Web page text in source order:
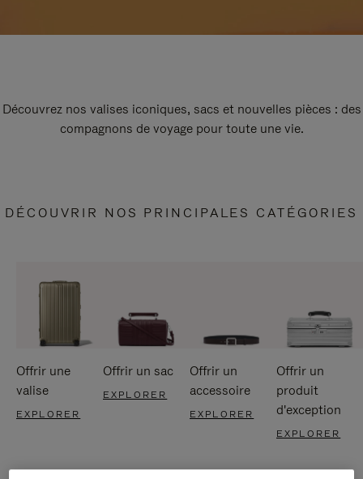
Découvrez nos valises iconiques, sacs et nouvelles pièces : des
compagnons de voyage pour toute une vie.
DÉCOUVRIR NOS PRINCIPALES CATÉGORIES
Offrir une
valise
EXPLORER
Offrir un sac
EXPLORER
Offrir un
accessoire
EXPLORER
Offrir un
produit
d'exception
EXPLORER